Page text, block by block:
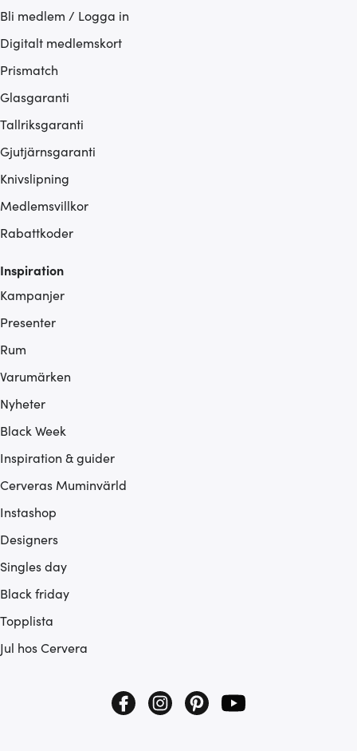
Bli medlem / Logga in
Digitalt medlemskort
Prismatch
Glasgaranti
Tallriksgaranti
Gjutjärnsgaranti
Knivslipning
Medlemsvillkor
Rabattkoder
Inspiration
Kampanjer
Presenter
Rum
Varumärken
Nyheter
Black Week
Inspiration & guider
Cerveras Muminvärld
Instashop
Designers
Singles day
Black friday
Topplista
Jul hos Cervera